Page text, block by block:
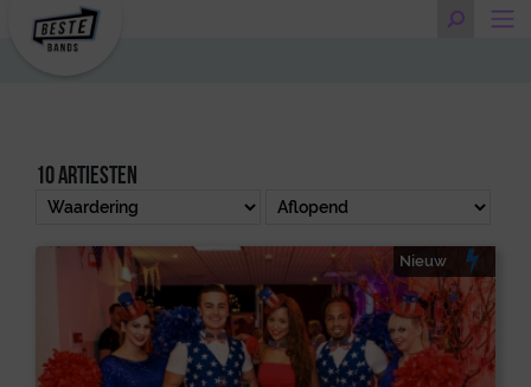
10 artiesten
Nieuw